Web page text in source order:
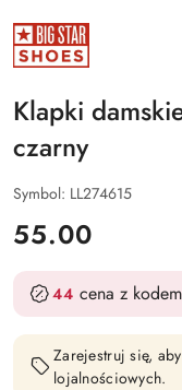
NAZWA
PRODUCENTA:
BIG
Klapki
czarny
Symbol: LL274615
cena:
55.00
44cena z
Zarejestruj się,
lojalnościowych.